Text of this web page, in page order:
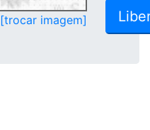
[trocar imagem]